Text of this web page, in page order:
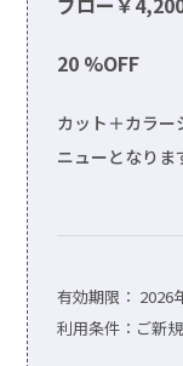
20 %OFF
カット＋カラー
ニューとなりま
有効期限： 2026
利用条件：ご新